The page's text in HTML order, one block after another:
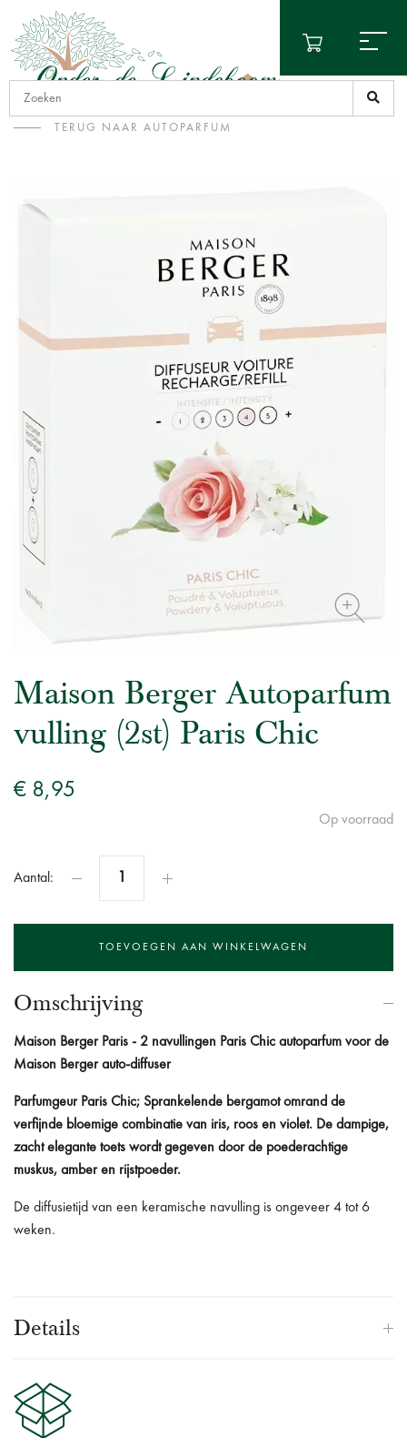
TERUG NAAR AUTOPARFUM
Maison Berger Autoparfum
vulling (2st) Paris Chic
€ 8,95
Op voorraad
Aantal:
Omschrijving
Maison Berger Paris - 2 navullingen Paris Chic autoparfum voor de
Maison Berger auto-diffuser
Parfumgeur Paris Chic; Sprankelende bergamot omrand de
verfijnde bloemige combinatie van iris, roos en violet. De dampige,
zacht elegante toets wordt gegeven door de poederachtige
muskus, amber en rijstpoeder.
De diffusietijd van een keramische navulling is ongeveer 4 tot 6
weken.
Details